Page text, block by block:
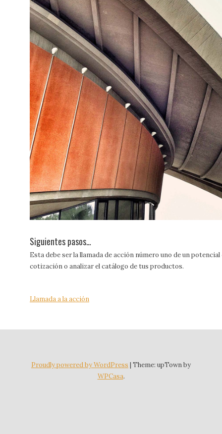
Siguientes pasos…
Esta debe ser la llamada de acción número uno de un
cotización o analizar el catálogo de tus productos.
Llamada a la acción
Proudly powered by WordPress | Theme: upTown by
WPCasa.